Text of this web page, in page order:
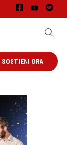
SOSTIENI ORA